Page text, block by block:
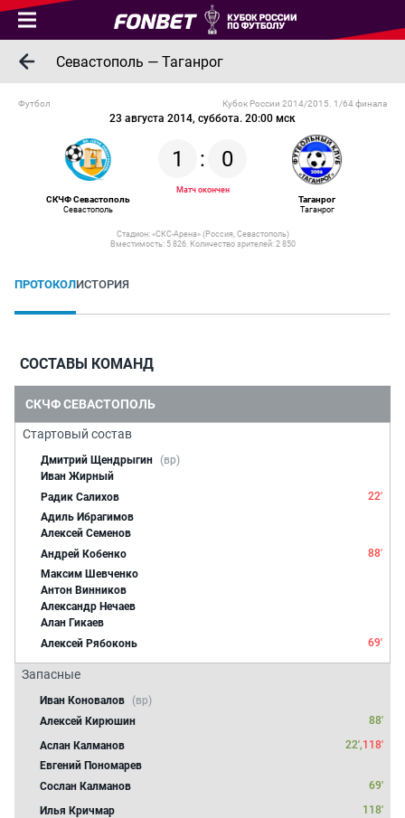
Севастополь — Таганрог
Футбол
23 августа 2014, суббота. 20:00 мск
Кубок России 2014/2015. 1/64 финала
СКЧФ Севастополь
Севастополь
1 : 0
Матч окончен
Таганрог
Таганрог
Стадион: «СКС-Арена» (Россия, Севастополь)
Вместимость: 5 826. Количество зрителей: 2 850
ПРОТОКОЛИСТОРИЯ
СОСТАВЫ КОМАНД
СКЧФ СЕВАСТОПОЛЬ
Стартовый состав
Дмитрий Щендрыгин (вр)
Иван Жирный
Радик Салихов
22'
Адиль Ибрагимов
Алексей Семенов
Андрей Кобенко
88'
Максим Шевченко
Антон Винников
Александр Нечаев
Алан Гикаев
Алексей Рябоконь
69'
Запасные
Иван Коновалов
(вр)
Алексей Кирюшин
88'
Аслан Калманов
22',118'
Евгений Пономарев
Сослан Калманов
69'
Илья Кричмар
118'